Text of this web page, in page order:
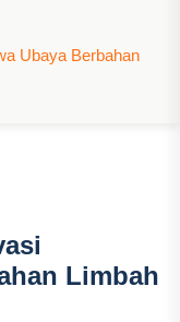
Ubaya Berbahan
Limbah